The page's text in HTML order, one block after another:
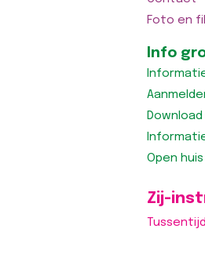
Foto en
Info
Open huis
Zij-